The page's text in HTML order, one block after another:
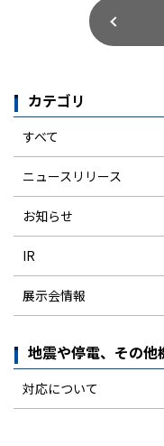
カテゴリ
すべて
ニュースリリース
お知らせ
IR
展示会情報
地震や停電、その
対応について